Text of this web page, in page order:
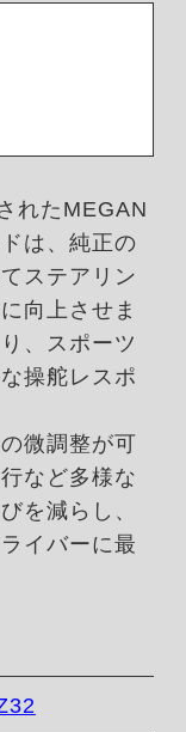
れたMEGAN
は、純正の
ステアリン
向上させま
、スポーツ
操舵レスポ
微調整が可
など多様な
を減らし、
イバーに最